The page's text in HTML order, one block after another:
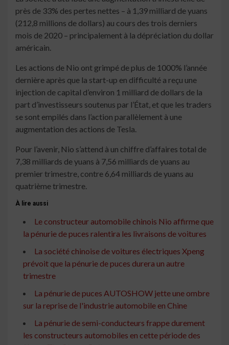
près de 33% des pertes nettes – à 1,39 milliard de yuans
(212,8 millions de dollars) au cours des trois derniers
mois de 2020 – principalement à la dépréciation du dollar
américain.
Les actions de Nio ont grimpé de plus de 1000% l’année
dernière après que la start-up en difficulté a reçu une
injection de capital d’environ 1 milliard de dollars de la
part d’investisseurs soutenus par l’État, et que les traders
se sont empilés dans l’action parallèlement à une
augmentation des actions de Tesla.
Pour l’avenir, Nio s’attend à un chiffre d’affaires total de
7,38 milliards de yuans à 7,56 milliards de yuans au
premier trimestre, contre 6,64 milliards de yuans au
quatrième trimestre.
À lire aussi
Le constructeur automobile chinois Nio affirme que
la pénurie de puces ralentira les livraisons de voitures
La société chinoise de voitures électriques Xpeng
prévoit que la pénurie de puces durera un autre
trimestre
La pénurie de puces AUTOSHOW jette une ombre
sur la reprise de l'industrie automobile en Chine
La pénurie de semi-conducteurs frappe durement
les constructeurs automobiles en cette période des